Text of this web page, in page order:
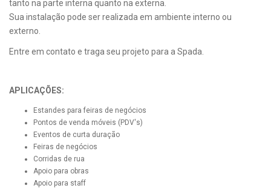
tanto na parte interna quanto na externa.
Sua instalação pode ser realizada em ambiente interno ou
externo.
Entre em contato e traga seu projeto para a Spada.
APLICAÇÕES:
Estandes para feiras de negócios
Pontos de venda móveis (PDV's)
Eventos de curta duração
Feiras de negócios
Corridas de rua
Apoio para obras
Apoio para staff